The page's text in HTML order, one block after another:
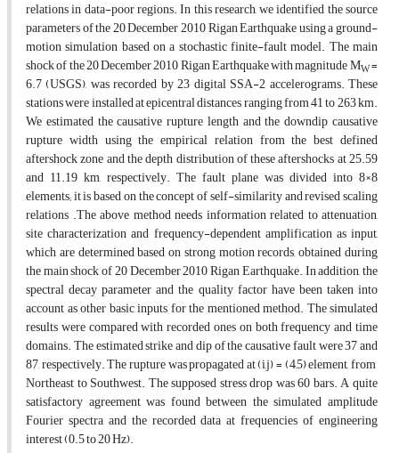
relations in data-poor regions. In this research, we identified the source
parameters of the 20 December 2010 Rigan Earthquake using a ground-
motion simulation based on a stochastic finite-fault model. The main
shock of the 20 December 2010 Rigan Earthquake with magnitude MW=
6.7 (USGS), was recorded by 23 digital SSA-2 accelerograms. These
stations were installed at epicentral distances ranging from 41 to 263 km.
We estimated the causative rupture length and the downdip causative
rupture width using the empirical relation from the best defined
aftershock zone and the depth distribution of these aftershocks at 25.59
and 11.19 km, respectively. The fault plane was divided into 8×8
elements; it is based on the concept of self-similarity and revised scaling
relations .The above method needs information related to attenuation,
site characterization and frequency-dependent amplification as input,
which are determined based on strong motion records, obtained during
the main shock of 20 December 2010 Rigan Earthquake. In addition, the
spectral decay parameter and the quality factor have been taken into
account as other basic inputs for the mentioned method. The simulated
results were compared with recorded ones on both frequency and time
domains. The estimated strike and dip of the causative fault were 37 and
87, respectively. The rupture was propagated at (i,j) = (4,5) element, from
Northeast to Southwest. The supposed stress drop was 60 bars. A quite
satisfactory agreement was found between the simulated amplitude
Fourier spectra and the recorded data at frequencies of engineering
interest (0.5 to 20 Hz).